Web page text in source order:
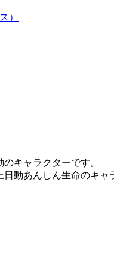
）
キャラクターです。
動あんしん生命のキャ